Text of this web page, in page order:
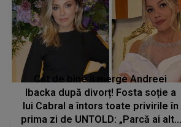
Cât de bine îi merge Andreei
Ibacka după divorț! Fosta soție a
lui Cabral a întors toate privirile în
prima zi de UNTOLD: „Parcă ai altă